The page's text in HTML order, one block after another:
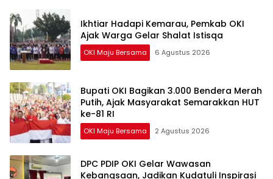
Ikhtiar Hadapi Kemarau, Pemkab OKI
Ajak Warga Gelar Shalat Istisqa
OKI Maju Bersama 6 Agustus 2026
Bupati OKI Bagikan 3.000 Bendera Merah
Putih, Ajak Masyarakat Semarakkan HUT
ke-81 RI
OKI Maju Bersama 2 Agustus 2026
DPC PDIP OKI Gelar Wawasan
Kebangsaan, Jadikan Kudatuli Inspirasi